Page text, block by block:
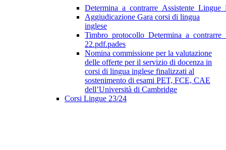
Aggiudicazione Gara corsi di lingua
inglese
22.pdf.pades
Nomina commissione per la valutazione
delle offerte per il servizio di docenza in
corsi di lingua inglese finalizzati al
sostenimento di esami PET, FCE, CAE
dell’Università di Cambridge
Corsi Lingue 23/24